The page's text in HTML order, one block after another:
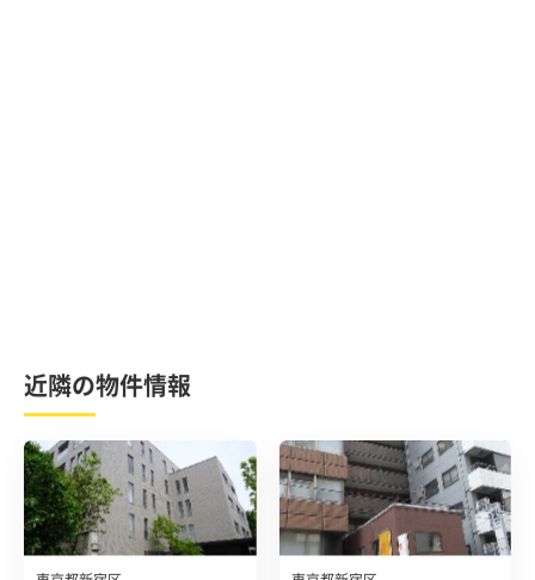
近隣の物件情報